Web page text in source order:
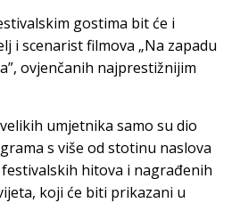
gostima bit će i
i scenarist filmova „Na zapadu
ovjenčanih najprestižnijim
umjetnika samo su dio
s više od stotinu naslova
hitova i nagrađenih
koji će biti prikazani u